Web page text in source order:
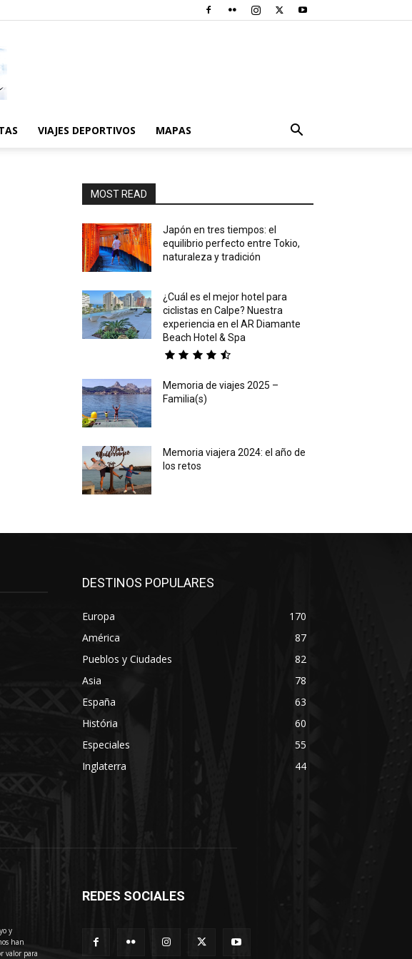
VIAJES DEPORTIVOS MAPAS
MOST READ
Japón en tres tiempos: el
equilibrio perfecto entre Tokio,
naturaleza y tradición
¿Cuál es el mejor hotel para
ciclistas en Calpe? Nuestra
experiencia en el AR Diamante
Beach Hotel & Spa
Memoria de viajes 2025 –
Familia(s)
Memoria viajera 2024: el año de
los retos
DESTINOS POPULARES
Europa
170
América
87
Pueblos y Ciudades
82
Asia
78
España
63
História
60
Especiales
55
Inglaterra
44
y
han
valor para
REDES SOCIALES